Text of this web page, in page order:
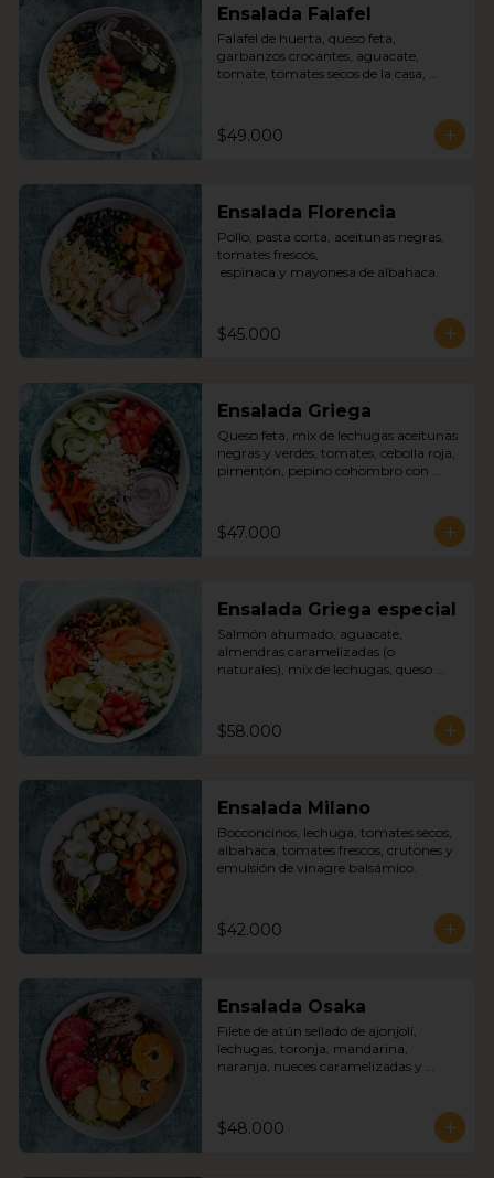
Ensalada Falafel
Falafel de huerta, queso feta,
garbanzos crocantes, aguacate,
tomate, tomates secos de la casa,
mayonesa de albahaca y feta.
$49.000
Ensalada Florencia
Pollo, pasta corta, aceitunas negras,
tomates frescos,
espinaca y mayonesa de albahaca.
$45.000
Ensalada Griega
Queso feta, mix de lechugas aceitunas
negras y verdes, tomates, cebolla roja,
pimentón, pepino cohombro con
$47.000
Ensalada Griega especial
Salmón ahumado, aguacate,
almendras caramelizadas (o
naturales), mix de lechugas, queso
nuestra deliciosa salsa griega.
$58.000
Ensalada Milano
Bocconcinos, lechuga, tomates secos,
albahaca, tomates frescos, crutones y
emulsión de vinagre balsámico.
$42.000
Ensalada Osaka
Filete de atún sellado de ajonjolí,
lechugas, toronja, mandarina,
naranja, nueces caramelizadas y
$48.000